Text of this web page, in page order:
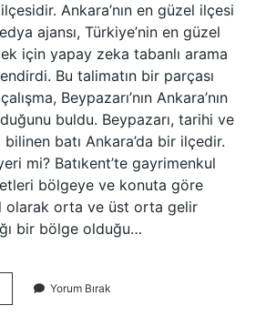
Ankara’nın en güzel ilçesi
ajansı, Türkiye’nin en güzel
için yapay zeka tabanlı arama
Bu talimatın bir parçası
Beypazarı’nın Ankara’nın
buldu. Beypazarı, tarihi ve
bilinen batı Ankara’da bir ilçedir.
mi? Batıkent’te gayrimenkul
bölgeye ve konuta göre
olarak orta ve üst orta gelir
bir bölge olduğu…
Ankaranın Yorum Bırak